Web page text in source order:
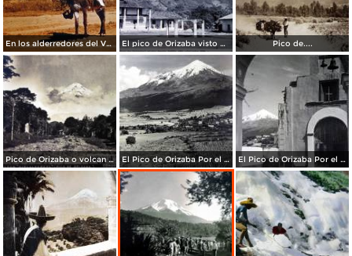
En los alderredores del Volcan Citlaltepetl o Pico de Orizaba Veracruz . El pico de Orizaba visto desde Santa Ana( Circulada el 3 de Agosto de 1952 ).. Pico de....
Pico de Orizaba o volcan CITLALTEPETL ( 26 de Marzo de 1907 ) El Pico de Orizaba Por el fotografo Hugo Brehme. El Pico de Orizaba Por el fotografo Hugo Brehme.